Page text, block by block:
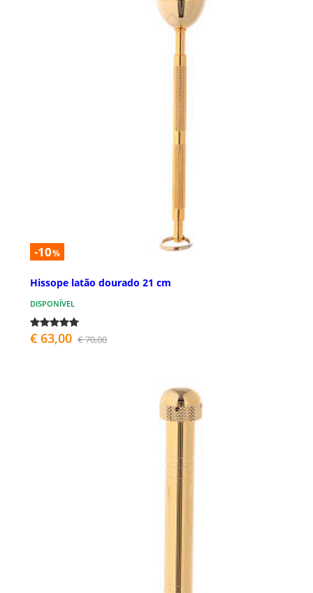
-10%
Hissope latão dourado 21 cm
DISPONÍVEL
€ 63,00 € 70,00